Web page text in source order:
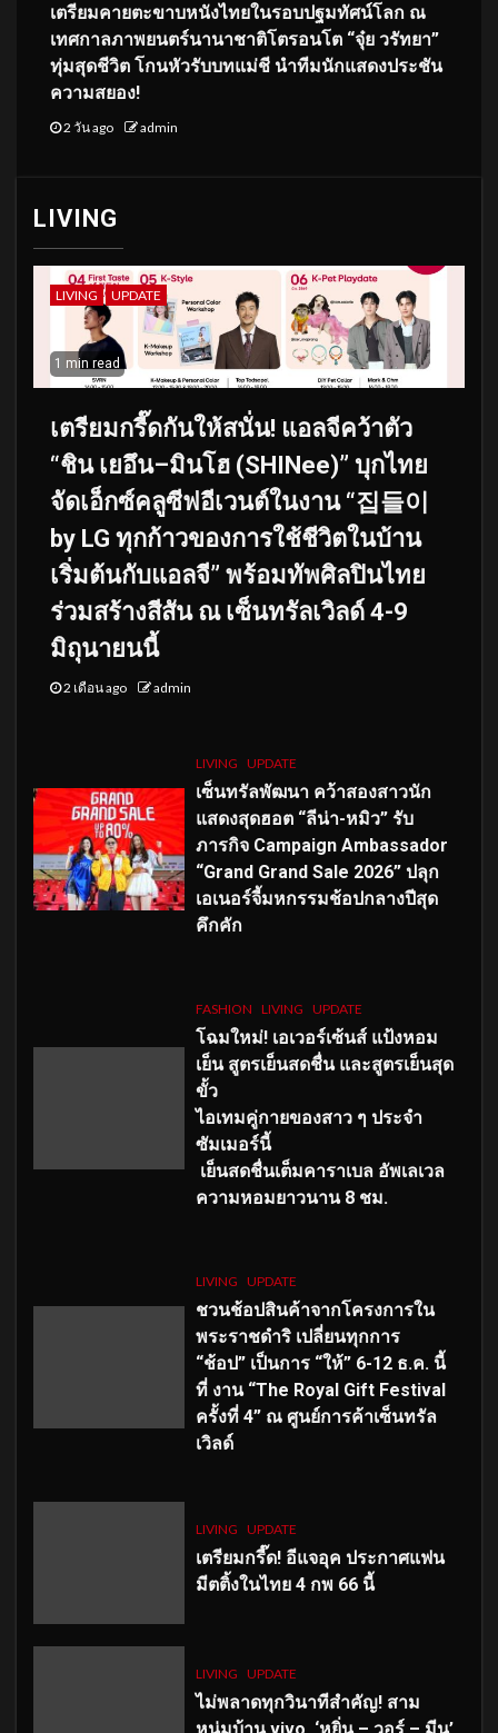
เตรียมคายตะขาบหนังไทยในรอบปฐมทัศน์โลก ณ
เทศกาลภาพยนตร์นานาชาติโตรอนโต “จุ๋ย วรัทยา”
ทุ่มสุดชีวิต โกนหัวรับบทแม่ชี นำทีมนักแสดงประชัน
ความสยอง!
2 วัน ago admin
LIVING
LIVING UPDATE
1 min read
เตรียมกรี๊ดกันให้สนั่น! แอลจีคว้าตัว
“ชิน เยอึน–มินโฮ (SHINee)” บุกไทย
จัดเอ็กซ์คลูซีฟอีเวนต์ในงาน “집들이
by LG ทุกก้าวของการใช้ชีวิตในบ้าน
เริ่มต้นกับแอลจี” พร้อมทัพศิลปินไทย
ร่วมสร้างสีสัน ณ เซ็นทรัลเวิลด์ 4-9
มิถุนายนนี้
2 เดือน ago admin
LIVING UPDATE
เซ็นทรัลพัฒนา คว้าสองสาวนัก
แสดงสุดฮอต “ลีน่า-หมิว” รับ
ภารกิจ Campaign Ambassador
“Grand Grand Sale 2026” ปลุก
เอเนอร์จี้มหกรรมช้อปกลางปีสุด
คึกคัก
FASHION LIVING UPDATE
โฉมใหม่! เอเวอร์เซ้นส์ แป้งหอม
เย็น สูตรเย็นสดชื่น และสูตรเย็นสุด
ขั้ว
ไอเทมคู่กายของสาว ๆ ประจำ
ซัมเมอร์นี้
เย็นสดชื่นเต็มคาราเบล อัพเลเวล
ความหอมยาวนาน 8 ชม.
LIVING UPDATE
ชวนช้อปสินค้าจากโครงการใน
พระราชดำริ เปลี่ยนทุกการ
“ช้อป” เป็นการ “ให้” 6-12 ธ.ค. นี้
ที่ งาน “The Royal Gift Festival
ครั้งที่ 4” ณ ศูนย์การค้าเซ็นทรัล
เวิลด์
LIVING UPDATE
เตรียมกรี๊ด! อีแจอุค ประกาศแฟน
มีตติ้งในไทย 4 กพ 66 นี้
LIVING UPDATE
ไม่พลาดทุกวินาทีสำคัญ! สาม